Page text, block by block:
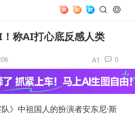
称AI打心底反感人类
0
》中祖国人的扮演者安东尼·斯